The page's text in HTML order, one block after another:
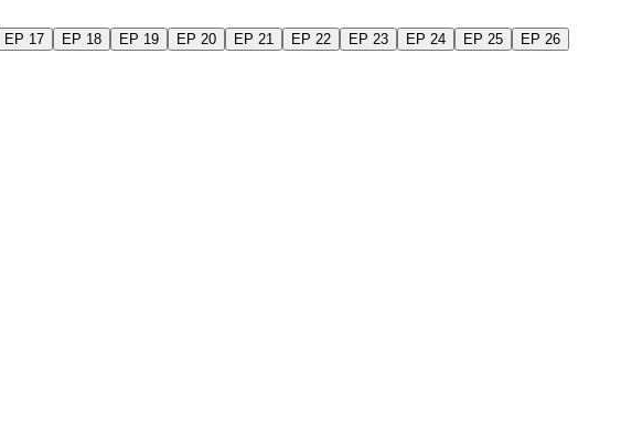
EP 17 EP 18 EP 19 EP 20 EP 21 EP 22 EP 23 EP 24 EP 25
EP 26